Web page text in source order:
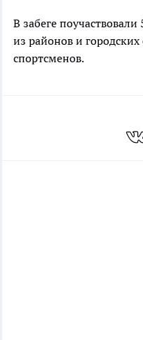
В забеге
из районов и городских
спортсменов.